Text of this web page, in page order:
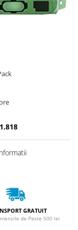
GRATUIT
de Peste 500 lei